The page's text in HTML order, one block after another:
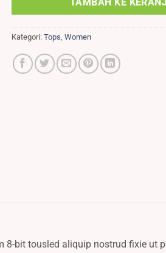
TAMBAH KE
Kategori: Tops Women
8-bit tousled aliquip nostrud fixie